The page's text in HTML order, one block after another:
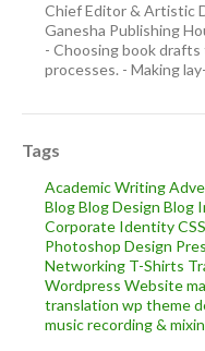
Chief Editor & Artistic
Ganesha Publishing
- Choosing book
processes. - Making
Tags
Academic Writing
BlogBlog Design Blog
Corporate IdentityCSS
Photoshop Design
Networking T-Shirts
Wordpress Website
translation wp theme
music recording &